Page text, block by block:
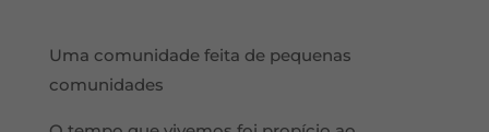
Uma comunidade feita de pequenas
comunidades